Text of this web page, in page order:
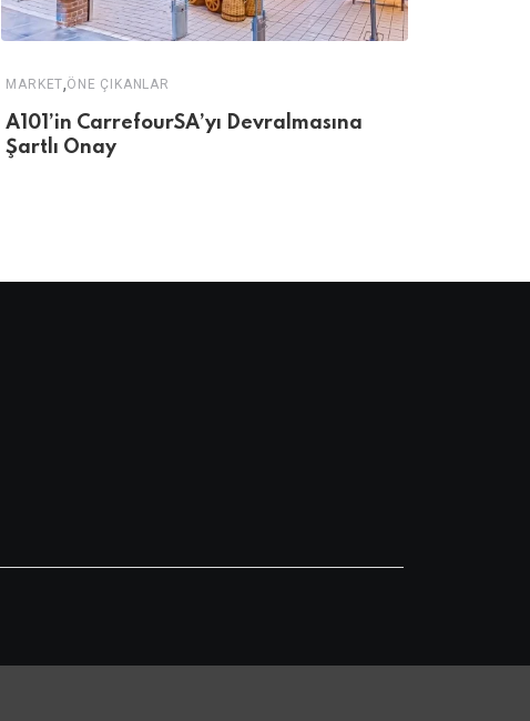
MARKET,ÖNE ÇIKANLAR
A101’in CarrefourSA’yı Devralmasına
Şartlı Onay